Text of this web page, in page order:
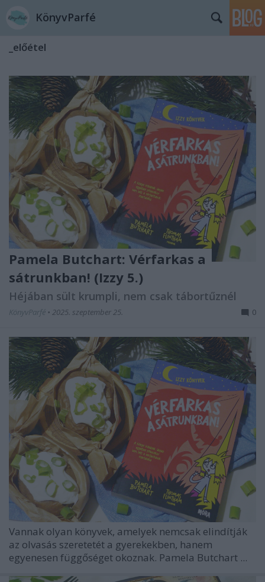
KönyvParfé
_előétel
Pamela Butchart: Vérfarkas ​a
sátrunkban! (Izzy 5.)
Héjában sült krumpli, nem csak tábortűznél
KönyvParfé • 2025. szeptember 25. 0
Vannak olyan könyvek, amelyek nemcsak elindítják
az olvasás szeretetét a gyerekekben, hanem
egyenesen függőséget okoznak. Pamela Butchart ...